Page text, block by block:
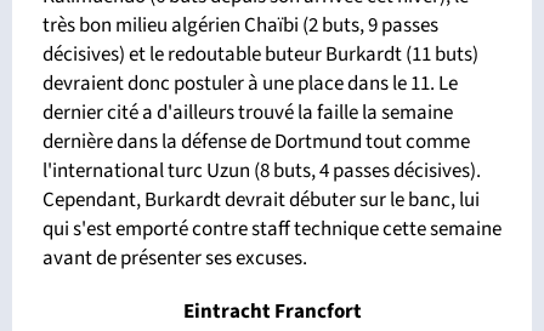
très bon milieu algérien Chaïbi (2 buts, 9 passes
décisives) et le redoutable buteur Burkardt (11 buts)
devraient donc postuler à une place dans le 11. Le
dernier cité a d'ailleurs trouvé la faille la semaine
dernière dans la défense de Dortmund tout comme
l'international turc Uzun (8 buts, 4 passes décisives).
Cependant, Burkardt devrait débuter sur le banc, lui
qui s'est emporté contre staff technique cette semaine
avant de présenter ses excuses.
Eintracht Francfort